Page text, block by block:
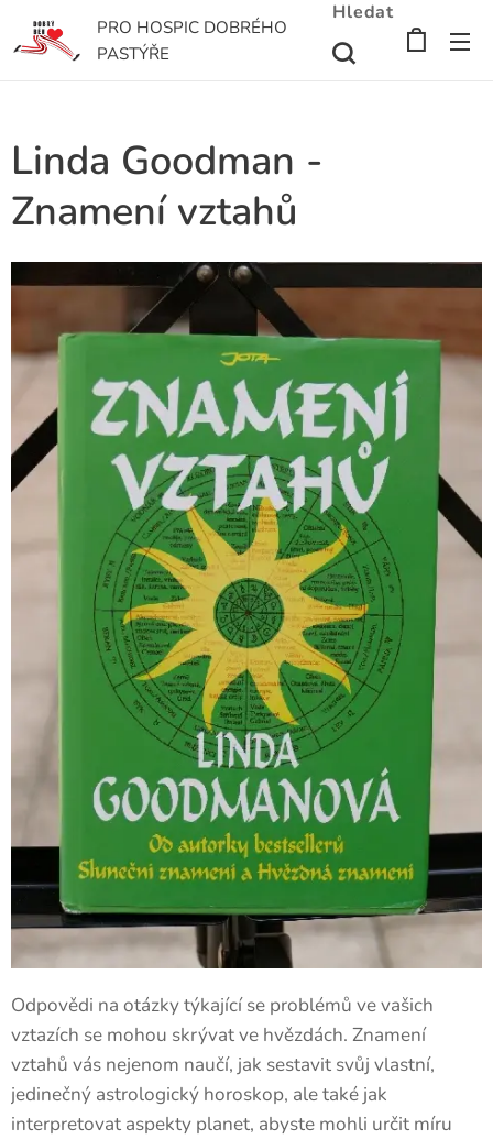
PRO HOSPIC DOBRÉHO
PASTÝŘE
Hledat
Linda Goodman -
Znamení vztahů
Odpovědi na otázky týkající se problémů ve vašich
vztazích se mohou skrývat ve hvězdách. Znamení
vztahů vás nejenom naučí, jak sestavit svůj vlastní,
jedinečný astrologický horoskop, ale také jak
interpretovat aspekty planet, abyste mohli určit míru